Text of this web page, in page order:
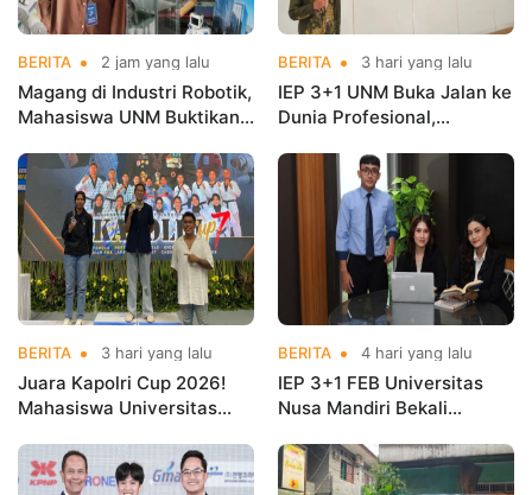
BERITA 2 jam yang lalu
Magang di Industri Robotik,
Mahasiswa UNM Buktikan
dengan Dunia Kerja
BERITA 3 hari yang lalu
IEP 3+1 UNM Buka Jalan ke
Dunia Profesional,
Kementerian Koperasi
BERITA 3 hari yang lalu
Juara Kapolri Cup 2026!
Mahasiswa Universitas
Nama Kampus di Kejurnas
Taekwondo
BERITA 4 hari yang lalu
IEP 3+1 FEB Universitas
Nusa Mandiri Bekali
Kerja Sebelum Lulus